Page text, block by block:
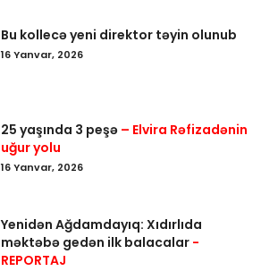
Bu kollecə yeni direktor təyin olunub
16 Yanvar, 2026
25 yaşında 3 peşə – Elvira Rəfizadənin
uğur yolu
16 Yanvar, 2026
Yenidən Ağdamdayıq: Xıdırlıda
məktəbə gedən ilk balacalar -
REPORTAJ